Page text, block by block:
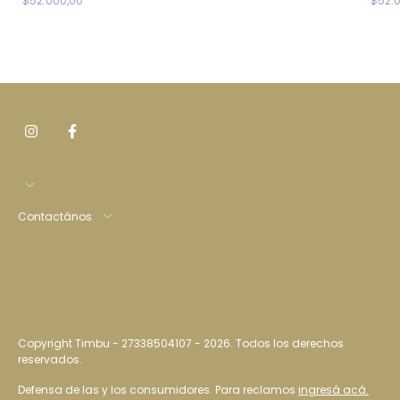
Contactános
Copyright Timbu - 27338504107 - 2026. Todos los derechos
reservados.
Defensa de las y los consumidores. Para reclamos ingresá acá.